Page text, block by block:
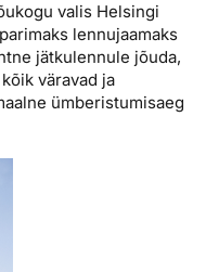
valis Helsingi
lennujaamaks
jätkulennule jõuda,
väravad ja
ümberistumisaeg